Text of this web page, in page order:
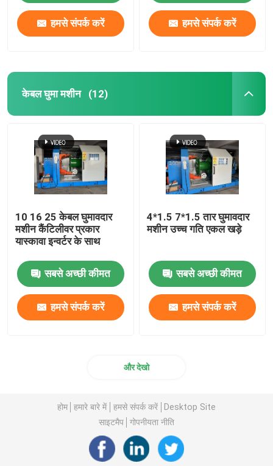
हमसे संपर्क करें हमसे संपर्क करें
केबल घुमा मशीन (12)
10 16 25 केबल घुमावदार
मशीन कैंटिलीवर प्रकार
यास्कावा इन्वर्टर के साथ
सबसे अच्छी कीमत
हमसे संपर्क करें
4*1.5 7*1.5 तार घुमावदार
मशीन उच्च गति एकल खड़े
सबसे अच्छी कीमत
हमसे संपर्क करें
और देखो
होम हमारे बारे में हमसे संपर्क करें
Desktop Site
साइटमैप
गोपनीयता नीति